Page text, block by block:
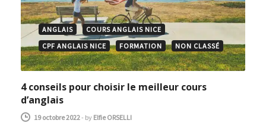
ANGLAIS
COURS ANGLAIS NICE
CPF ANGLAIS NICE
FORMATION NON CLASSÉ
4 conseils pour choisir le meilleur cours
d’anglais
19 octobre 2022- by Elfie ORSELLI